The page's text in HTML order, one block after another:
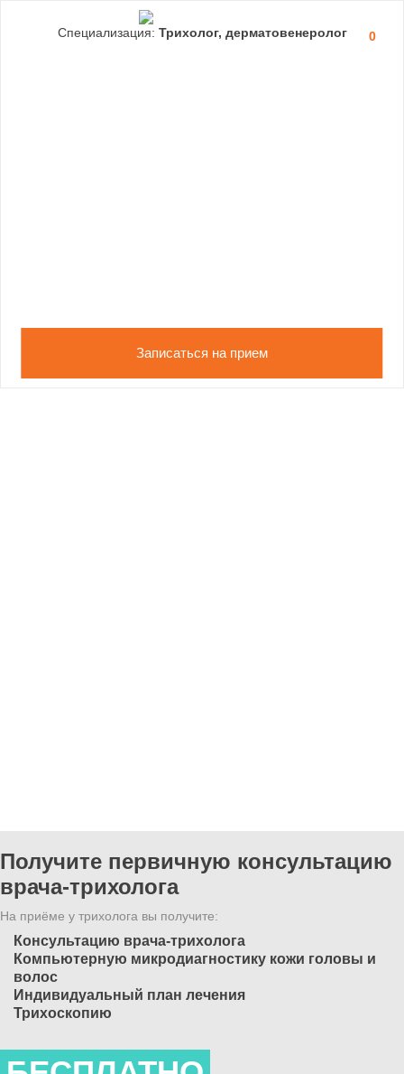
0
Специализация: Трихолог, дерматовенеролог
Записаться на прием
Получите первичную консультацию
врача-трихолога
На приёме у трихолога вы получите:
Консультацию врача-трихолога
Компьютерную микродиагностику кожи головы и
волос
Индивидуальный план лечения
Трихоскопию